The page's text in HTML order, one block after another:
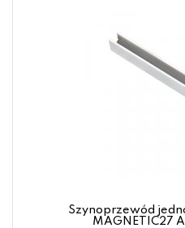
Szynoprzewód
MAGNETIC27